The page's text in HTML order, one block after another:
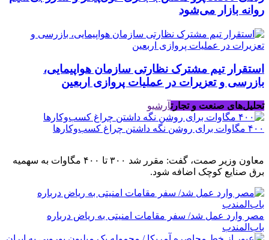
روانه بازار می‌شود
استقرار تیم مشترک نظارتی سازمان هواپیمایی،
بازرسی و تعزیرات در عملیات پروازی اربعین
تحلیل‌های صنعت و تجارتآرشیو
۴۰۰ مگاوات برای روشن نگه داشتن چراغ کسب‌وکار‌ها
معاون وزیر صمت، گفت: مقرر شد ۳۰۰ تا ۴۰۰ مگاوات به سهمیه
برق صنایع کوچک اضافه شود.
مصر وارد عمل شد/ سفر مقامات امنیتی به ریاض درباره
باب‌المندب